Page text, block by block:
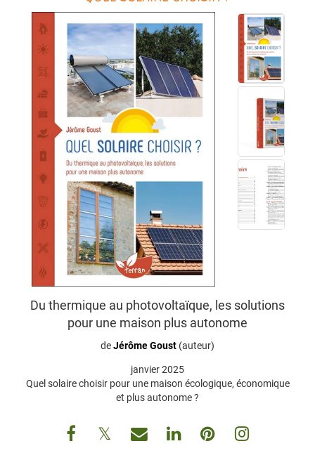
Du thermique au photovoltaïque, les solutions
pour une maison plus autonome
deJérôme Goust (auteur)
janvier 2025
Quel solaire choisir pour une maison écologique, économique
et plus autonome ?